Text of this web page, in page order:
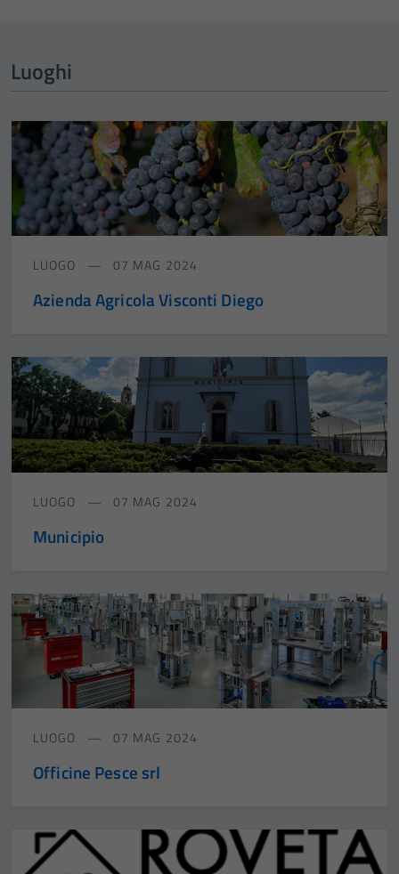
Luoghi
LUOGO 07 MAG 2024
Azienda Agricola Visconti Diego
LUOGO 07 MAG 2024
Municipio
LUOGO 07 MAG 2024
Officine Pesce srl